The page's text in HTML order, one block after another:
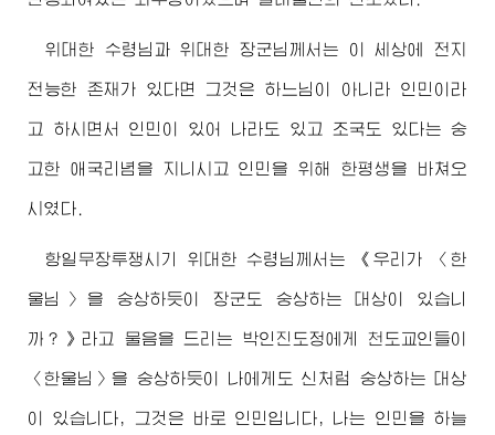
위대한 수령님 과위대한 장군님 께서는 이 세상에 전지
전능한 존재가 있다면 그것은 하느님이 아니라 인민이라
고 하시면서 인민이 있어 나라도 있고 조국도 있다는 숭
고한 애국리념을 지니시고 인민을 위해 한평생을 바쳐오
시였다.
항일무장투쟁시기 위대한 수령님 께서는 《우리가 〈한
울님〉을 숭상하듯이 장군도 숭상하는 대상이 있습니
까？》라고 물음을 드리는 박인진도정에게 천도교인들이
〈한울님〉을 숭상하듯이 나에게도 신처럼 숭상하는 대상
이 있습니다, 그것은 바로 인민입니다, 나는 인민을 하늘